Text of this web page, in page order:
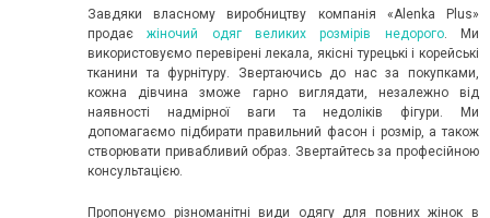
Завдяки власному виробництву компанія «Alenka Plus»
продаєжіночий одяг великих розмірів недорого. Ми
використовуємо перевірені лекала, якісні турецькі і корейські
тканини та фурнітуру. Звертаючись до нас за покупками,
кожна дівчина зможе гарно виглядати, незалежно від
наявності надмірної ваги та недоліків фігури. Ми
допомагаємо підбирати правильний фасон і розмір, а також
створювати привабливий образ. Звертайтесь за професійною
консультацією.
Пропонуємо різноманітні види одягу для повних жінок в